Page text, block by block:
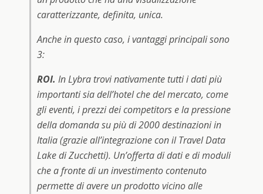
caratterizzante, definita, unica.
Anche in questo caso, i vantaggi principali sono
3:
ROI. In Lybra trovi nativamente tutti i dati più
importanti sia dell’hotel che del mercato, come
gli eventi, i prezzi dei competitors e la pressione
della domanda su più di 2000 destinazioni in
Italia (grazie all’integrazione con il Travel Data
Lake di Zucchetti). Un’offerta di dati e di moduli
che a fronte di un investimento contenuto
permette di avere un prodotto vicino alle